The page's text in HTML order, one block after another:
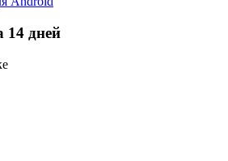
14 дней